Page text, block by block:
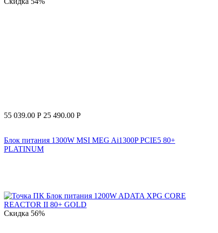
55 039.00 Р 25 490.00 Р
Блок питания 1300W MSI MEG Ai1300P PCIE5 80+
PLATINUM
Скидка 56%